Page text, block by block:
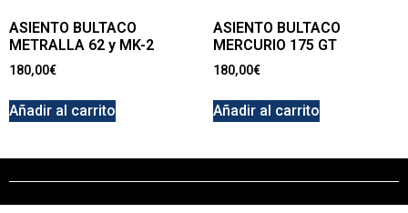
ASIENTO BULTACO
METRALLA 62 y MK-2
180,00€
Añadir al carrito
ASIENTO BULTACO
MERCURIO 175 GT
180,00€
Añadir al carrito